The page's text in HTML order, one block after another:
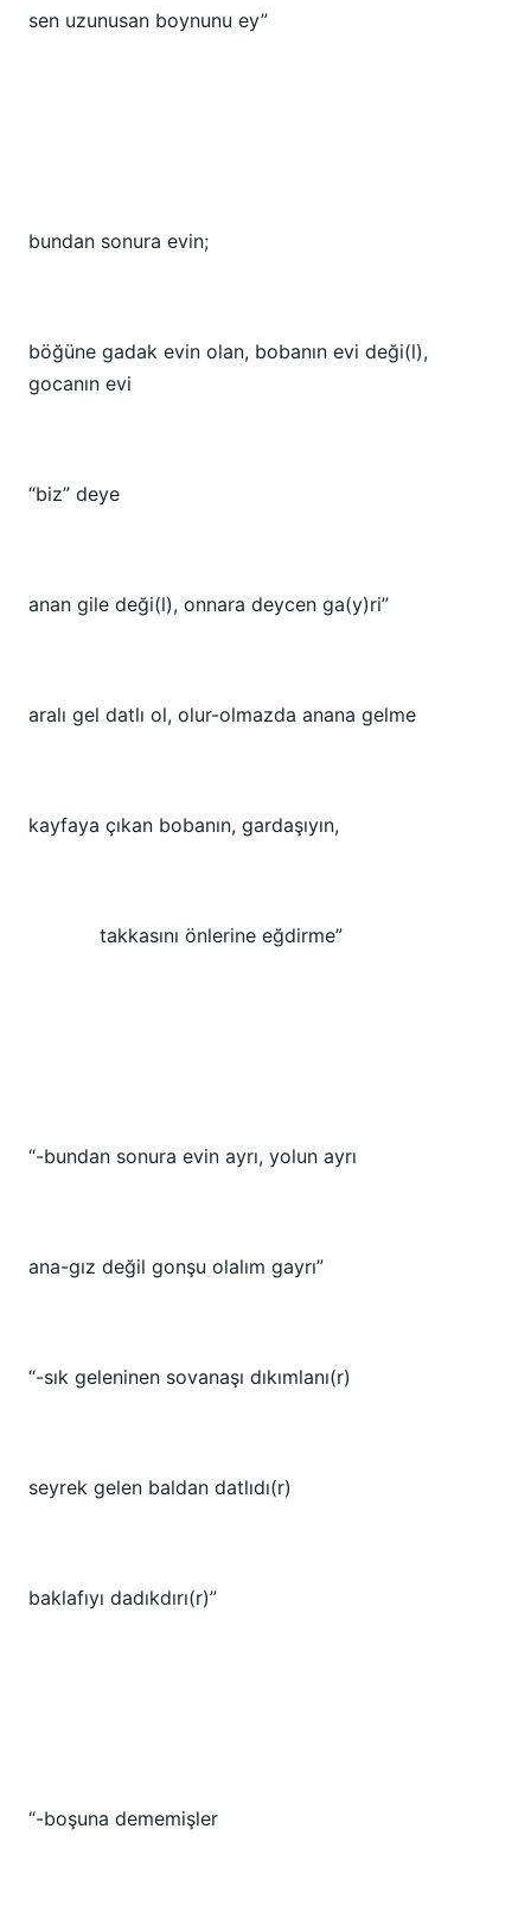
sen uzunusan boynunu ey”
bundan sonura evin;
böğüne gadak evin olan, bobanın evi deği(l),
gocanın evi
“biz” deye
anan gile deği(l), onnara deycen ga(y)ri”
aralı gel datlı ol, olur-olmazda anana gelme
kayfaya çıkan bobanın, gardaşıyın,
takkasını önlerine eğdirme”
“-bundan sonura evin ayrı, yolun ayrı
ana-gız değil gonşu olalım gayrı”
“-sık geleninen sovanaşı dıkımlanı(r)
seyrek gelen baldan datlıdı(r)
baklafıyı dadıkdırı(r)”
“-boşuna dememişler